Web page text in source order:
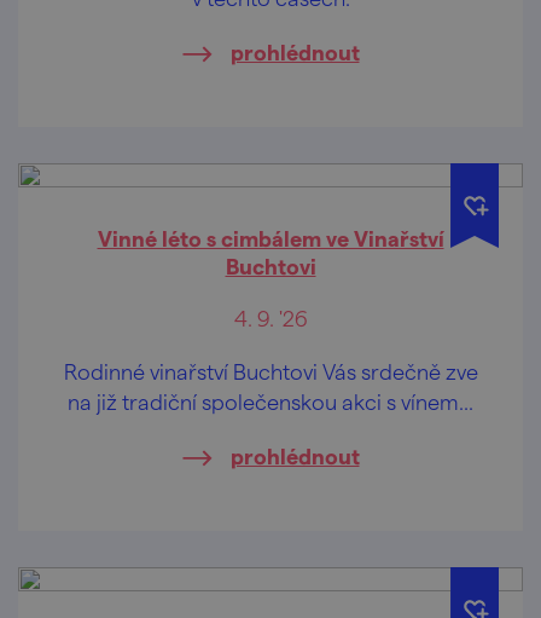
prohlédnout
Vinné léto s cimbálem ve Vinařství
Buchtovi
4. 9. '26
Rodinné vinařství Buchtovi Vás srdečně zve
na již tradiční společenskou akci s vínem...
prohlédnout